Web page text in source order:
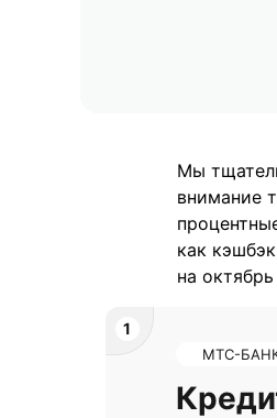
Мы
внимание
как
на
1
МТС-